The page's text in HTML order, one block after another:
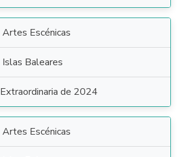
Artes Escénicas
Islas Baleares
Extraordinaria de 2024
Artes Escénicas